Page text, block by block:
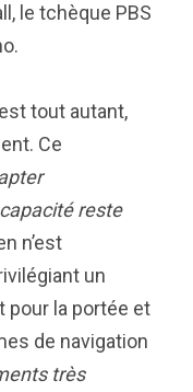
le tchèque PBS
tout autant,
Ce
reste
n’est
un
pour la portée et
de navigation
très